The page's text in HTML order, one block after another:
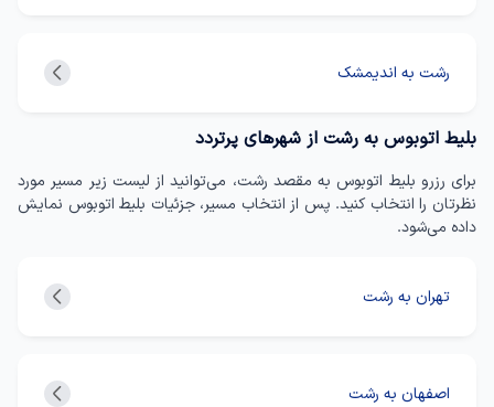
رشت به اندیمشک
بلیط اتوبوس به رشت از شهرهای پرتردد
برای رزرو بلیط اتوبوس به مقصد رشت، می‌توانید از لیست زیر مسیر مورد
نظرتان را انتخاب کنید. پس از انتخاب مسیر، جزئیات بلیط اتوبوس نمایش
داده می‌شود.
تهران به رشت
اصفهان به رشت